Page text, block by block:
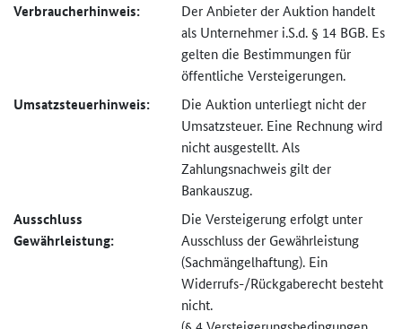
Verbraucher­hinweis:
Der Anbieter der Auktion handelt
als Unternehmer i.S.d. § 14 BGB. Es
gelten die Bestimmungen für
öffentliche Versteigerungen.
Umsatzsteuer­hinweis:
Die Auktion unterliegt nicht der
Umsatzsteuer. Eine Rechnung wird
nicht ausgestellt. Als
Zahlungsnachweis gilt der
Bankauszug.
Ausschluss
Gewährleistung:
Die Versteigerung erfolgt unter
Ausschluss der Gewährleistung
(Sachmängel­haftung). Ein
Widerrufs-/Rückgaberecht besteht
nicht.